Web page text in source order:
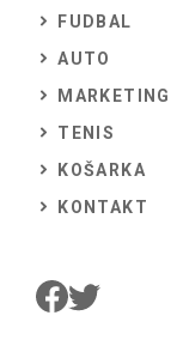
FUDBAL
AUTO
MARKETING
TENIS
KOŠARKA
KONTAKT